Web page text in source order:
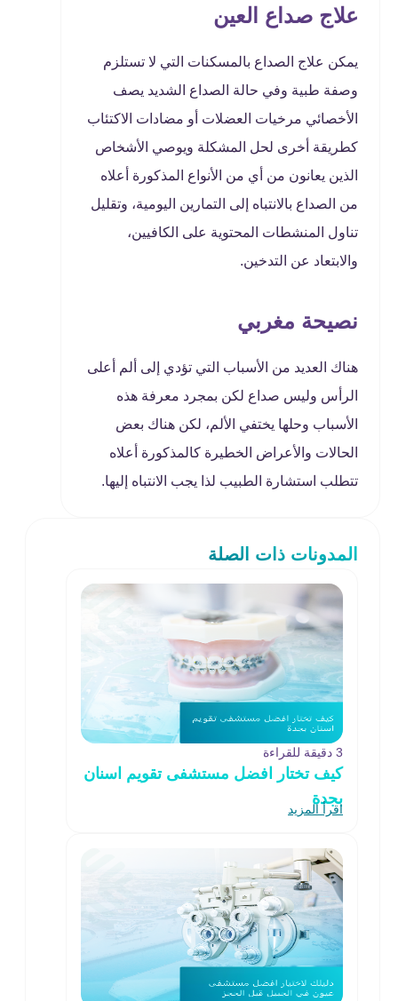
علاج صداع العين
يمكن علاج الصداع بالمسكنات التي لا تستلزم
وصفة طبية وفي حالة الصداع الشديد يصف
الأخصائي مرخيات العضلات أو مضادات الاكتئاب
كطريقة أخرى لحل المشكلة ويوصي الأشخاص
الذين يعانون من أي من الأنواع المذكورة أعلاه
من الصداع بالانتباه إلى التمارين اليومية، وتقليل
تناول المنشطات المحتوية على الكافيين،
والابتعاد عن التدخين.
نصيحة مغربي
هناك العديد من الأسباب التي تؤدي إلى ألم أعلى
الرأس وليس صداع لكن بمجرد معرفة هذه
الأسباب وحلها يختفي الألم، لكن هناك بعض
الحالات والأعراض الخطيرة كالمذكورة أعلاه
تتطلب استشارة الطبيب لذا يجب الانتباه إليها.
المدونات ذات الصلة
3 دقيقة للقراءة
كيف تختار افضل مستشفى تقويم اسنان
بجدة
اقرأ المزيد